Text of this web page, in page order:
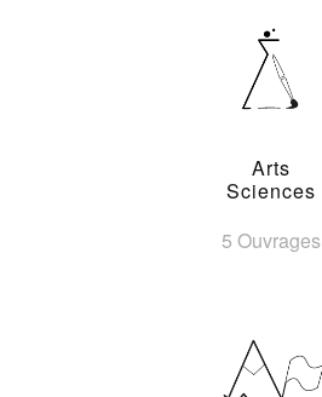
Arts
Sciences
5 Ouvrages